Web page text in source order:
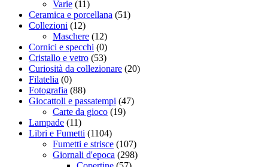
Varie (11)
Ceramica e porcellana (51)
Collezioni (12)
Maschere (12)
Cornici e specchi (0)
Cristallo e vetro (53)
Curiosità da collezionare (20)
Filatelia (0)
Fotografia (88)
Giocattoli e passatempi (47)
Carte da gioco (19)
Lampade (11)
Libri e Fumetti (1104)
Fumetti e strisce (107)
Giornali d'epoca (298)